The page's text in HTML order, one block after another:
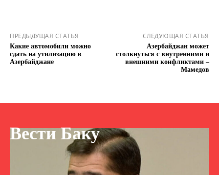
ПРЕДЫДУЩАЯ СТАТЬЯ
Какие автомобили можно
сдать на утилизацию в
Азербайджане
СЛЕДУЮЩАЯ СТАТЬЯ
Азербайджан может
столкнуться с внутренними и
внешними конфликтами –
Мамедов
Вести Баку